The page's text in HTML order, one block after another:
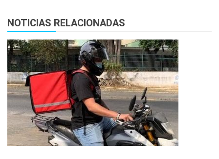
NOTICIAS RELACIONADAS